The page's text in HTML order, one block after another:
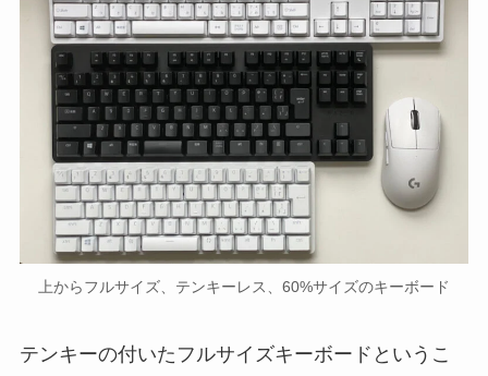
上からフルサイズ、テンキーレス、60%サイズのキーボード
テンキーの付いたフルサイズキーボードというこ